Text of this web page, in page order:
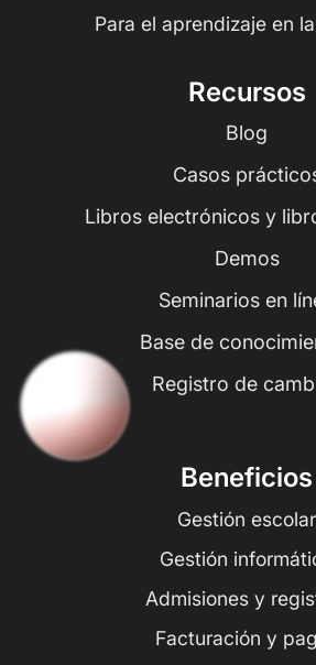
Para el aprendizaje en
Recursos
Blog
Casos
Libros electrónicos y
Demos
Seminarios en
Base de
Registro de
Beneficios
Gestión escolar
Gestión
Admisiones y
Facturación y